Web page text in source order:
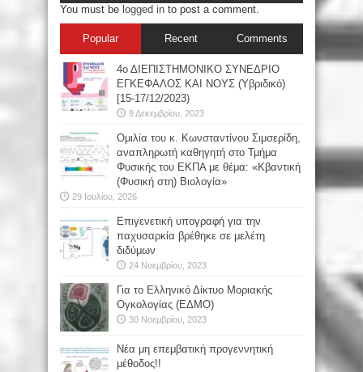
You must be logged in to post a comment.
Popular Recent Comments
4ο ΔΙΕΠΙΣΤΗΜΟΝΙΚΟ ΣΥΝΕΔΡΙΟ
ΕΓΚΕΦΑΛΟΣ ΚΑΙ ΝΟΥΣ (Υβριδικό)
[15-17/12/2023)
9 Δεκεμβρίου, 2023
Oμιλία του κ. Κωνσταντίνου Σιμσερίδη,
αναπληρωτή καθηγητή στο Τμήμα
Φυσικής του ΕΚΠΑ με θέμα: «Κβαντική
(Φυσική στη) Βιολογία»
29 Ιουλίου, 2026
Επιγενετική υπογραφή για την
παχυσαρκία βρέθηκε σε μελέτη
διδύμων
24 Νοεμβρίου, 2023
Για το Ελληνικό Δίκτυο Μοριακής
Ογκολογίας (ΕΔΜΟ)
30 Νοεμβρίου, 2023
Νέα μη επεμβατική προγεννητική
μέθοδος!!